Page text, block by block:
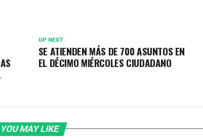
UP NEXT
SE ATIENDEN MÁS DE 700 ASUNTOS EN
EL DÉCIMO MIÉRCOLES CIUDADANO
YOU MAY LIKE